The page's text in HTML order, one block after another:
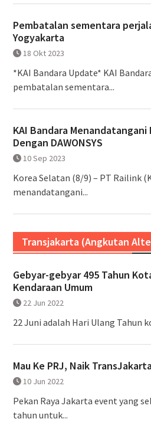
Pembatalan sementara
Yogyakarta
18 Okt 2023
*KAI Bandara Update* KAI
pembatalan sementara...
KAI Bandara Menandatangani
Dengan DAWONSYS
10 Sep 2023
Korea Selatan (8/9) – PT Railink
menandatangani...
Transjakarta (Angkutan
Gebyar-gebyar 495 Tahun
Kendaraan Umum
22 Jun 2022
22 Juni adalah Hari Ulang Tahun
Mau Ke PRJ, Naik
10 Jun 2022
Pekan Raya Jakarta event yang
tahun untuk...